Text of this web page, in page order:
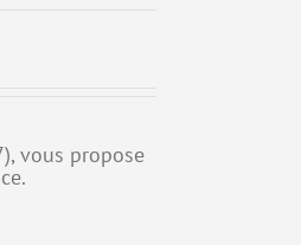
vous propose